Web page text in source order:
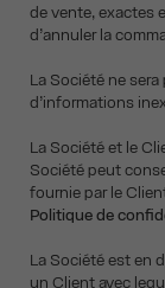
de vente, exactes
d’annuler la
La Société ne
d’informations
La Société et le
Société peut
fournie par le
Politique de
La Société est en
un Client avec